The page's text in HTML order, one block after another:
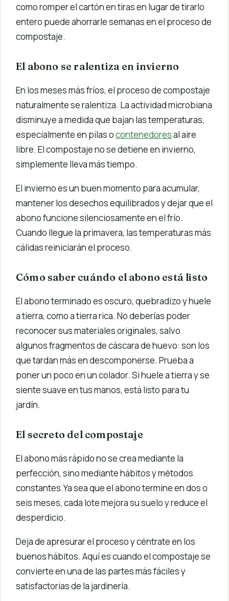
como romper el cartón en tiras en lugar de tirarlo
entero puede ahorrarle semanas en el proceso de
compostaje.
El abono se ralentiza en invierno
En los meses más fríos, el proceso de compostaje
naturalmente se ralentiza. La actividad microbiana
disminuye a medida que bajan las temperaturas,
especialmente en pilas ocontenedoresal aire
libre. El compostaje no se detiene en invierno,
simplemente lleva más tiempo.
El invierno es un buen momento para acumular,
mantener los desechos equilibrados y dejar que el
abono funcione silenciosamente en el frío.
Cuando llegue la primavera, las temperaturas más
cálidas reiniciarán el proceso.
Cómo saber cuándo el abono está listo
El abono terminado es oscuro, quebradizo y huele
a tierra, como a tierra rica. No deberías poder
reconocer sus materiales originales, salvo
algunos fragmentos de cáscara de huevo: son los
que tardan más en descomponerse. Prueba a
poner un poco en un colador. Si huele a tierra y se
siente suave en tus manos, está listo para tu
jardín.
El secreto del compostaje
El abono más rápido no se crea mediante la
perfección, sino mediante hábitos y métodos
constantes.Ya sea que el abono termine en dos o
seis meses, cada lote mejora su suelo y reduce el
desperdicio.
Deja de apresurar el proceso y céntrate en los
buenos hábitos. Aquí es cuando el compostaje se
convierte en una de las partes más fáciles y
satisfactorias de la jardinería.